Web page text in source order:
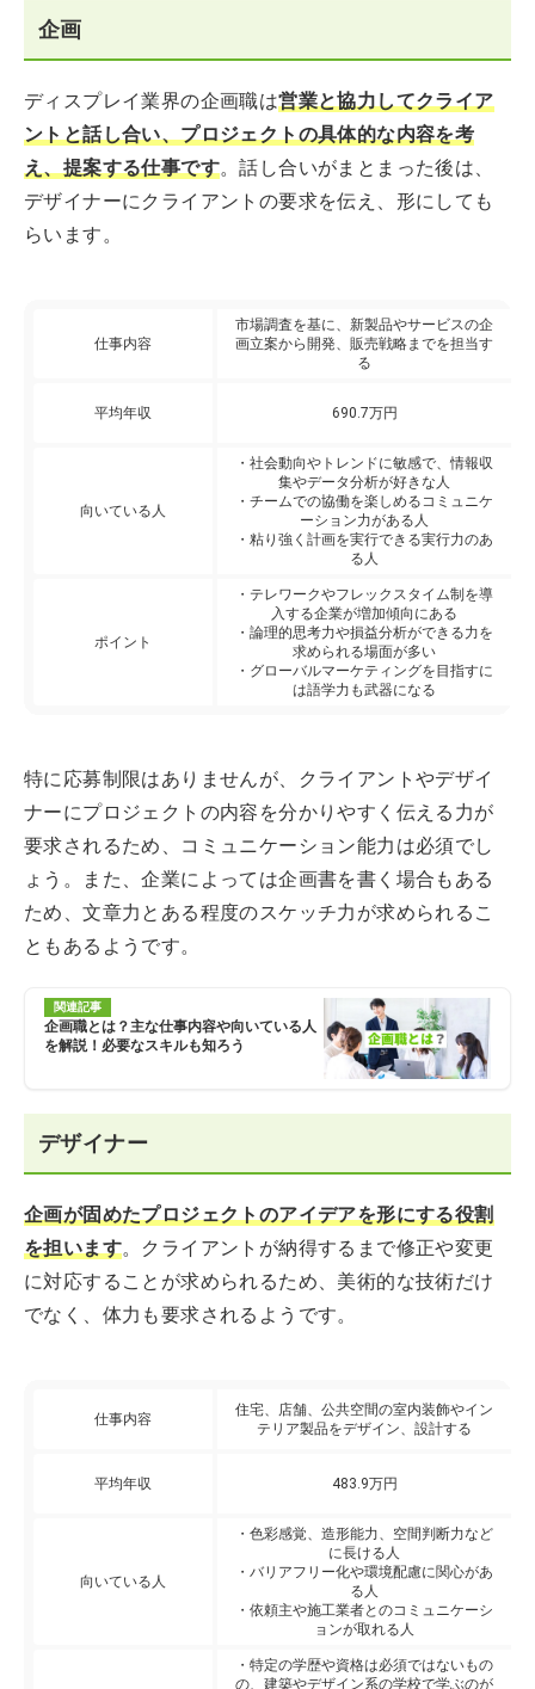
企画
ディスプレイ業界の企画職は営業と協力してクライア
ントと話し合い、プロジェクトの具体的な内容を考
え、提案する仕事です。話し合いがまとまった後は、
デザイナーにクライアントの要求を伝え、形にしても
らいます。
仕事内容
市場調査を基に、新製品やサービスの企
画立案から開発、販売戦略までを担当す
る
平均年収 690.7万円
向いている人
・社会動向やトレンドに敏感で、情報収
集やデータ分析が好きな人
・チームでの協働を楽しめるコミュニケ
ーション力がある人
・粘り強く計画を実行できる実行力のあ
る人
ポイント
・テレワークやフレックスタイム制を導
入する企業が増加傾向にある
・論理的思考力や損益分析ができる力を
求められる場面が多い
・グローバルマーケティングを目指すに
は語学力も武器になる
特に応募制限はありませんが、クライアントやデザイ
ナーにプロジェクトの内容を分かりやすく伝える力が
要求されるため、コミュニケーション能力は必須でし
ょう。また、企業によっては企画書を書く場合もある
ため、文章力とある程度のスケッチ力が求められるこ
ともあるようです。
関連記事
企画職とは？主な仕事内容や向いている人
を解説！必要なスキルも知ろう
デザイナー
企画が固めたプロジェクトのアイデアを形にする役割
を担います。クライアントが納得するまで修正や変更
に対応することが求められるため、美術的な技術だけ
でなく、体力も要求されるようです。
仕事内容
住宅、店舗、公共空間の室内装飾やイン
テリア製品をデザイン、設計する
平均年収 483.9万円
向いている人
・色彩感覚、造形能力、空間判断力など
に長ける人
・バリアフリー化や環境配慮に関心があ
る人
・依頼主や施工業者とのコミュニケーシ
ョンが取れる人
・特定の学歴や資格は必須ではないもの
の、建築やデザイン系の学校で学ぶのが